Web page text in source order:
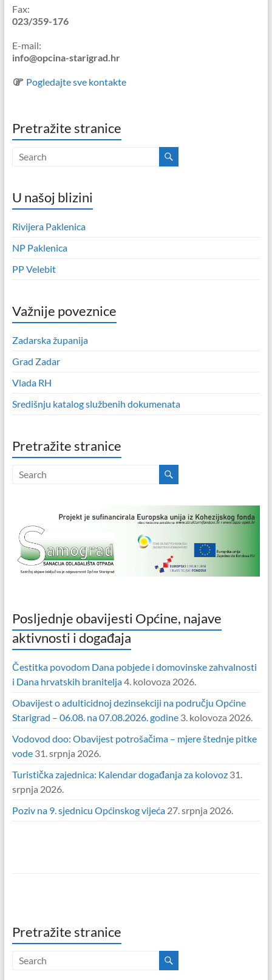
Fax:
023/359-176
E-mail:
info@opcina-starigrad.hr
Pogledajte sve kontakte
Pretražite stranice
U našoj blizini
Rivijera Paklenica
NP Paklenica
PP Velebit
Važnije poveznice
Zadarska županija
Grad Zadar
Vlada RH
Središnju katalog službenih dokumenata
Pretražite stranice
Posljednje obavijesti Općine, najave
aktivnosti i događaja
Čestitka povodom Dana pobjede i domovinske zahvalnosti
i Dana hrvatskih branitelja4. kolovoza 2026.
Obavijest o adulticidnoj dezinsekciji na području Općine
Starigrad – 06.08. na 07.08.2026. godine 3. kolovoza 2026.
Vodovod doo: Obavijest potrošačima – mjere štednje pitke
vode 31. srpnja 2026.
Turistička zajednica: Kalendar događanja za kolovoz 31.
srpnja 2026.
Poziv na 9. sjednicu Općinskog vijeća 27. srpnja 2026.
Pretražite stranice